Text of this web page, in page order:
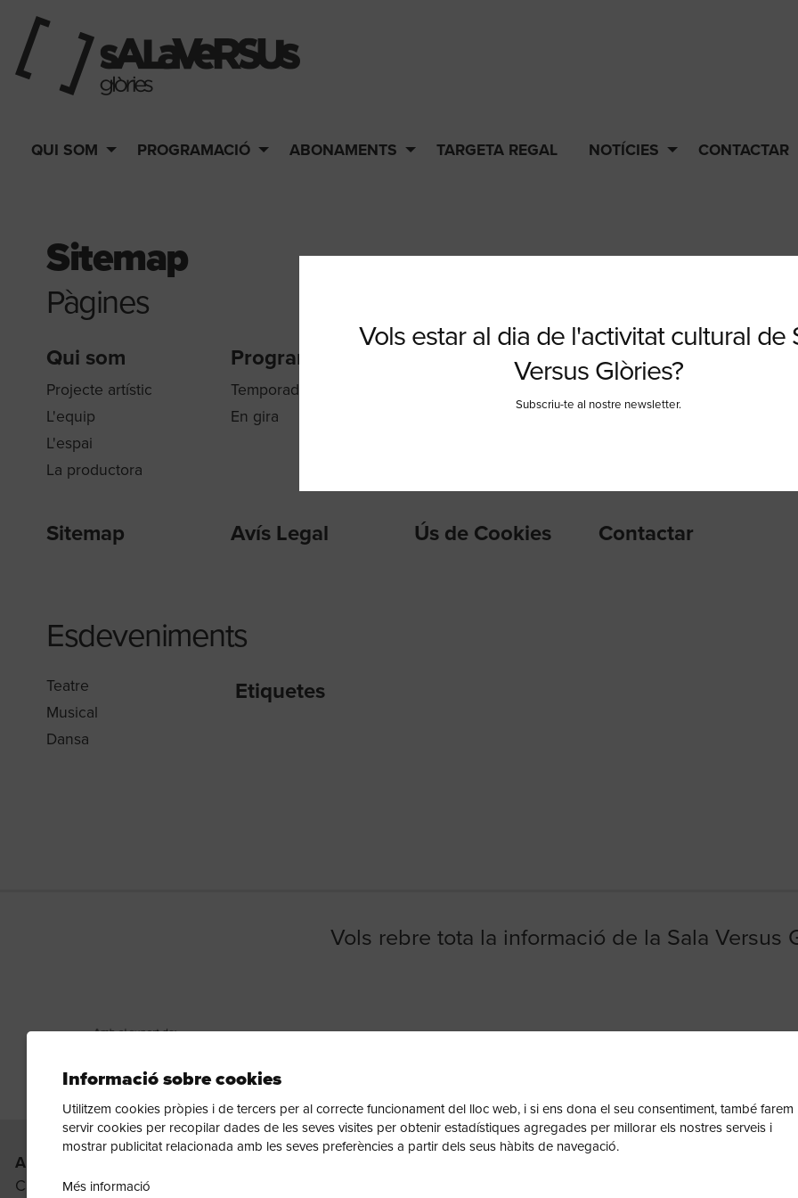
QUI SOM PROGRAMACIÓ ABONAMENTS TARGETA REGAL NOTÍCIES CONTACTAR
Sitemap
Pàgines
Qui som
Projecte artístic
L'equip
L'espai
La productora
Programació
Temporada 26-27
En gira
Abonaments Targeta regal
Sitemap Avís Legal Ús de Cookies Contactar
Esdeveniments
Teatre
Musical
Dansa
Etiquetes
Vols rebre tota la informació de la Sala Versus
Diapositiva 1 de 1
APUNTA TEATRE SCCL
Carrer dels Castillejos, 179 | 08013 Barcelona
Vols estar al dia de l'activitat cultural de
Versus Glòries?
Subscriu-te al nostre newsletter.
Informació sobre cookies
Utilitzem cookies pròpies i de tercers per al correcte funcionament del lloc web, i si ens dona el seu consentiment, també farem
servir cookies per recopilar dades de les seves visites per obtenir estadístiques agregades per millorar els nostres serveis i
mostrar publicitat relacionada amb les seves preferències a partir dels seus hàbits de navegació.
Més informació